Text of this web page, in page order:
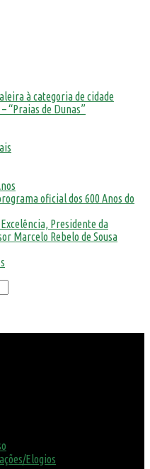
à categoria de cidade
“Praias de Dunas”
oficial dos 600 Anos do
Presidente da
Marcelo Rebelo de Sousa
Elogios